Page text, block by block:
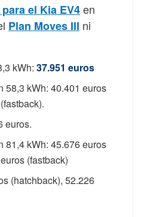
el Kia EV4en
Plan Moves III ni
kWh:37.951 euros
58,3 kWh: 40.401 euros
euros.
81,4 kWh: 45.676 euros
(fastback)
(hatchback), 52.226